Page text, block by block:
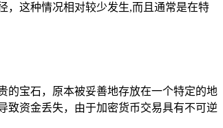
，这种情况相对较少发生,而且通常是在特
的宝石，原本被妥善地存放在一个特定的地
致资金丢失，由于加密货币交易具有不可逆